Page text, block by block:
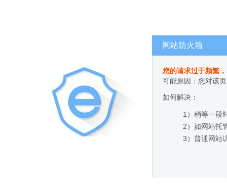
网站防火墙
您的请求过于频繁
可能原因：您对该
如何解决：
1）稍等一段
2）如网站托
3）普通网站